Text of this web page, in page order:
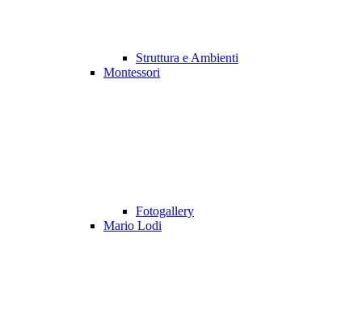
Struttura e Ambienti
Montessori
Fotogallery
Mario Lodi